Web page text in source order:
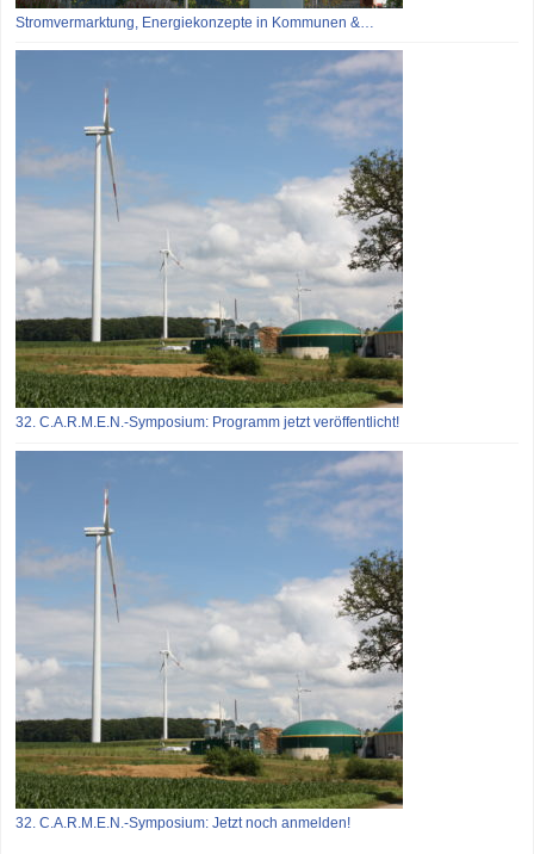
Stromvermarktung, Energiekonzepte in Kommunen &…
32. C.A.R.M.E.N.-Symposium: Programm jetzt veröffentlicht!
32. C.A.R.M.E.N.-Symposium: Jetzt noch anmelden!